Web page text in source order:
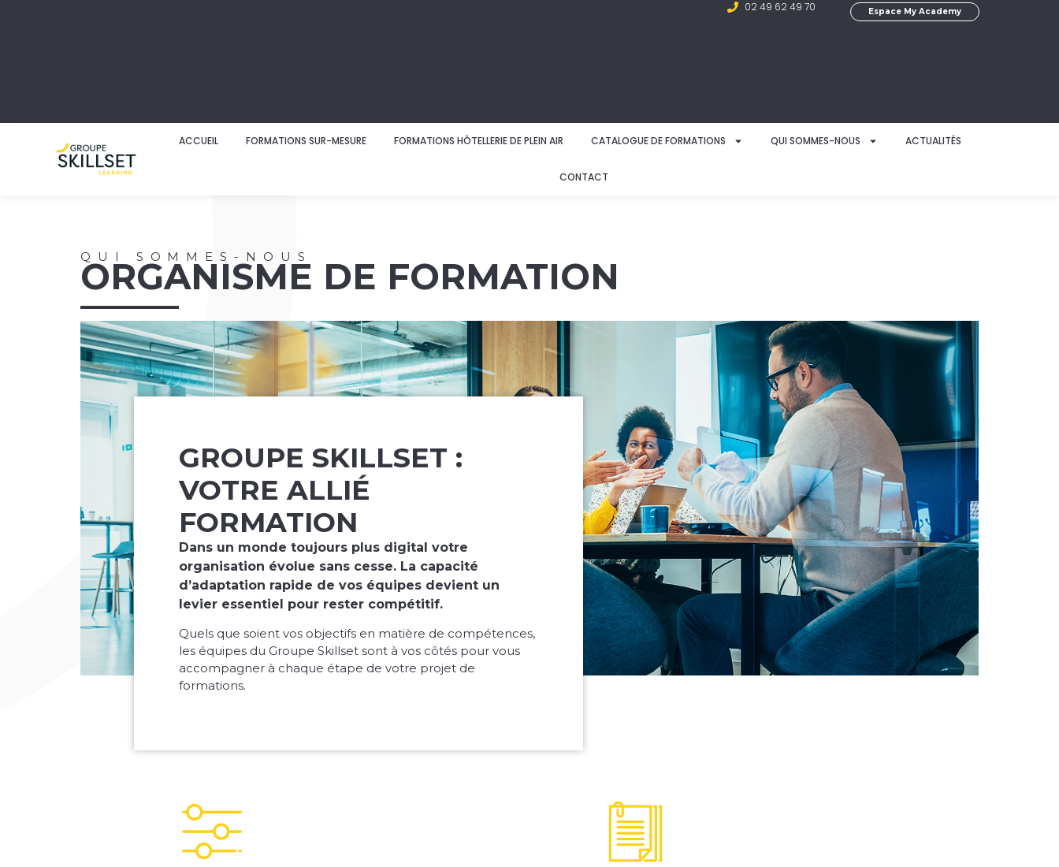
02 49 62 49 70 Espace My Academy
ACCUEIL FORMATIONS SUR-MESURE FORMATIONS HÔTELLERIE DE PLEIN AIR CATALOGUE DE FORMATIONS QUI SOMMES-NOUS ACTUALITÉS
CONTACT
QUI SOMMES-NOUS
ORGANISME DE FORMATION
GROUPE SKILLSET :
VOTRE ALLIÉ
FORMATION
Dans un monde toujours plus digital votre
organisation évolue sans cesse. La capacité
d’adaptation rapide de vos équipes devient un
levier essentiel pour rester compétitif.
Quels que soient vos objectifs en matière de compétences,
les équipes du Groupe Skillset sont à vos côtés pour vous
accompagner à chaque étape de votre projet de
formations.